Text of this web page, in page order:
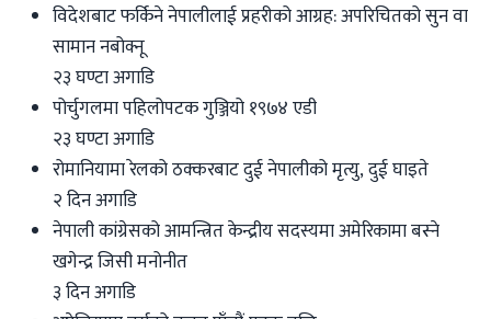
विदेशबाट फर्किने नेपालीलाई प्रहरीको आग्रह: अपरिचितको सुन वा
सामान नबोक्नू
२३ घण्टा अगाडि
पोर्चुगलमा पहिलोपटक गुञ्जियो १९७४ एडी
२३ घण्टा अगाडि
रोमानियामा रेलको ठक्करबाट दुई नेपालीको मृत्यु, दुई घाइते
२ दिन अगाडि
नेपाली कांग्रेसको आमन्त्रित केन्द्रीय सदस्यमा अमेरिकामा बस्ने
खगेन्द्र जिसी मनोनीत
३ दिन अगाडि